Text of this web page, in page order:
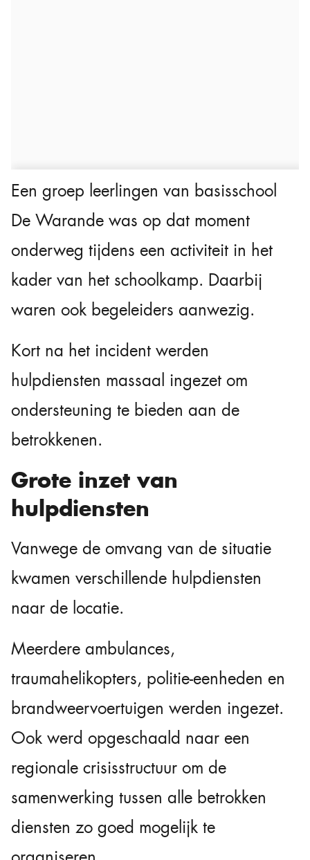
Een groep leerlingen van basisschool
De Warande was op dat moment
onderweg tijdens een activiteit in het
kader van het schoolkamp. Daarbij
waren ook begeleiders aanwezig.
Kort na het incident werden
hulpdiensten massaal ingezet om
ondersteuning te bieden aan de
betrokkenen.
Grote inzet van
hulpdiensten
Vanwege de omvang van de situatie
kwamen verschillende hulpdiensten
naar de locatie.
Meerdere ambulances,
traumahelikopters, politie-eenheden en
brandweervoertuigen werden ingezet.
Ook werd opgeschaald naar een
regionale crisisstructuur om de
samenwerking tussen alle betrokken
diensten zo goed mogelijk te